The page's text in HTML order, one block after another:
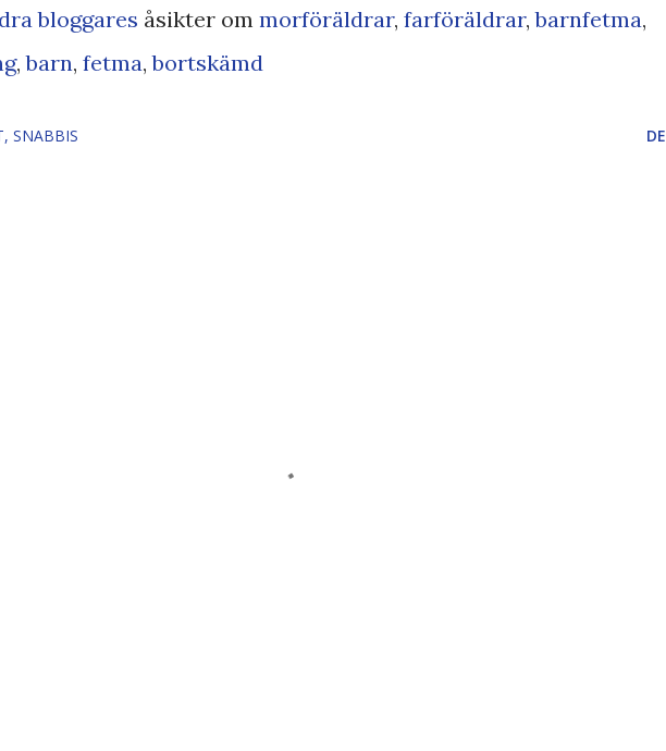
bloggares åsikter om morföräldrar, farföräldrar,barnfetma,
,barn, fetma,bortskämd
SNABBIS